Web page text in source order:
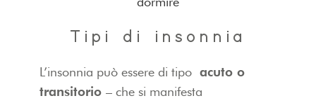
Tipi di insonnia
L’insonnia può essere di tipo acuto o
transitorio – che si manifesta